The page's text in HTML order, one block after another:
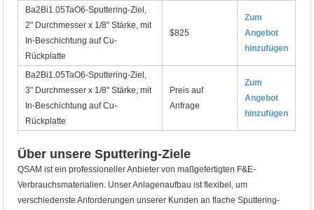
Ba2Bi1.05TaO6-Sputtering-Ziel,
2" Durchmesser x 1/8" Stärke, mit
In-Beschichtung auf Cu-
Rückplatte
$825
Zum
Angebot
hinzufügen
Ba2Bi1.05TaO6-Sputtering-Ziel,
3" Durchmesser x 1/8" Stärke, mit
In-Beschichtung auf Cu-
Rückplatte
Preis auf
Anfrage
Zum
Angebot
hinzufügen
Über unsere Sputtering-Ziele
QSAM ist ein professioneller Anbieter von maßgefertigten F&E-
Verbrauchsmaterialien. Unser Anlagenaufbau ist flexibel, um
verschiedenste Anforderungen unserer Kunden an flache Sputtering-